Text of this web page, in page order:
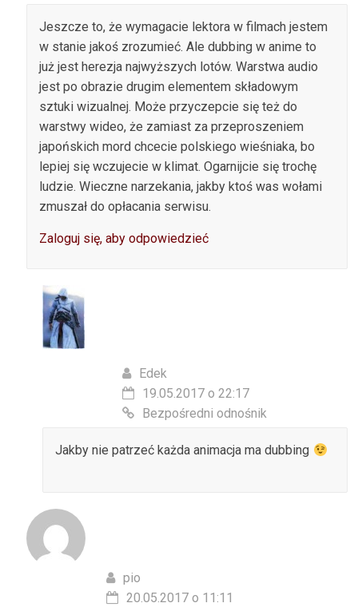
Jeszcze to, że wymagacie lektora w filmach jestem
w stanie jakoś zrozumieć. Ale dubbing w anime to
już jest herezja najwyższych lotów. Warstwa audio
jest po obrazie drugim elementem składowym
sztuki wizualnej. Może przyczepcie się też do
warstwy wideo, że zamiast za przeproszeniem
japońskich mord chcecie polskiego wieśniaka, bo
lepiej się wczujecie w klimat. Ogarnijcie się trochę
ludzie. Wieczne narzekania, jakby ktoś was wołami
zmuszał do opłacania serwisu.
Zaloguj się, aby odpowiedzieć
Edek
19.05.2017 o 22:17
Bezpośredni odnośnik
Jakby nie patrzeć każda animacja ma dubbing
pio
20.05.2017 o 11:11